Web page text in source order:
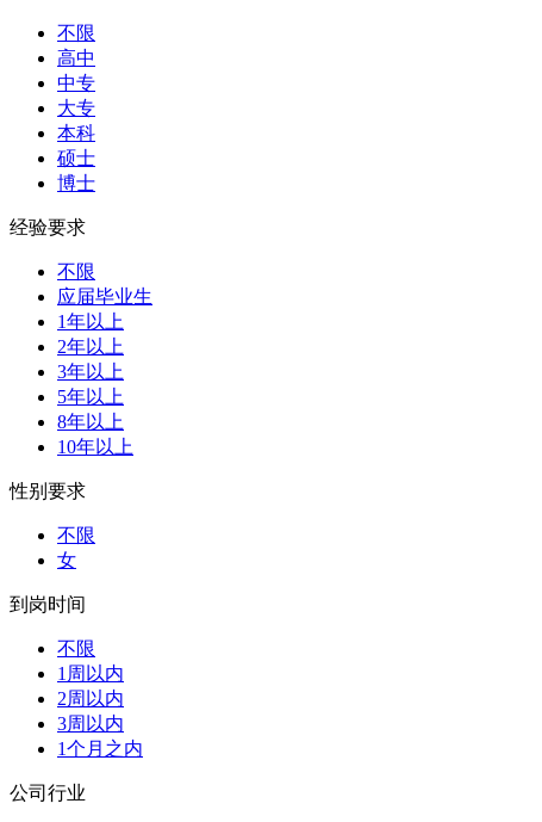
不限
高中
中专
大专
本科
硕士
博士
经验要求
不限
应届毕业生
1年以上
2年以上
3年以上
5年以上
8年以上
10年以上
性别要求
不限
女
到岗时间
不限
1周以内
2周以内
3周以内
1个月之内
公司行业